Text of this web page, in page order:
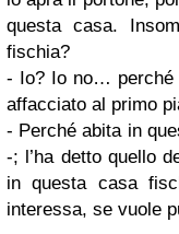
questa casa.
fischia?
- Io? Io no… perché
affacciato al primo
- Perché abita in
-; l’ha detto quello
in questa casa
interessa, se vuole